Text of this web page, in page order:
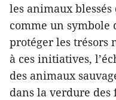
les animaux blessés
comme un symbole
protéger les trésors
à ces initiatives,
des animaux
dans la verdure des